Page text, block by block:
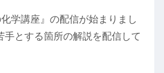
学講座』の配信が始まりまし
手とする箇所の解説を配信して